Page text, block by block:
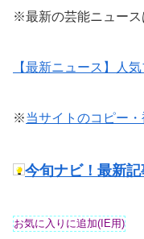
※最新の芸能ニュー
【最新ニュース】人
※当サイトのコピー・
今旬ナビ！最新記